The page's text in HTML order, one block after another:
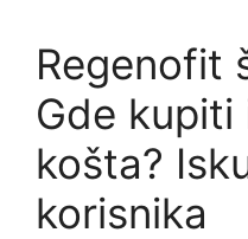
Regenofit
Gde kupiti
košta?
korisnika